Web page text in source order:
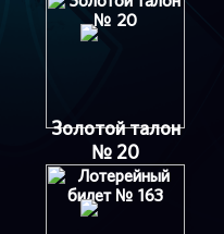
Золотой талон
№ 20